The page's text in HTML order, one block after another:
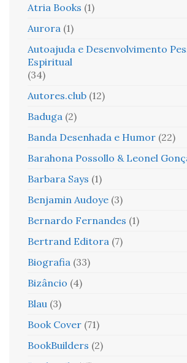
Atria Books (1)
Aurora (1)
Autoajuda e Desenvolvimento
Espiritual
(34)
Autores.club (12)
Baduga (2)
Banda Desenhada e Humor (22)
Barahona Possollo & Leonel
Barbara Says (1)
Benjamin Audoye (3)
Bernardo Fernandes (1)
Bertrand Editora (7)
Biografia (33)
Bizâncio (4)
Blau (3)
Book Cover (71)
BookBuilders (2)